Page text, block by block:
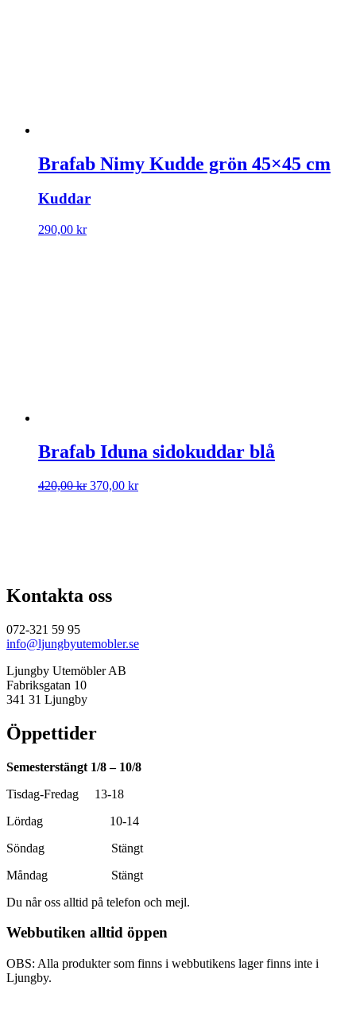
Brafab Nimy Kudde grön 45×45 cm
Kuddar
290,00 kr
Brafab Iduna sidokuddar blå
420,00kr Det
370,00 krDet
Kontakta oss
072-321 59 95
info@ljungbyutemobler.se
Ljungby Utemöbler AB
Fabriksgatan 10
341 31 Ljungby
Öppettider
Semesterstängt 1/8 – 10/8
Tisdag-Fredag 13-18
Lördag 10-14
Söndag Stängt
Måndag Stängt
Du når oss alltid på telefon och mejl.
Webbutiken alltid öppen
OBS: Alla produkter som finns i webbutikens lager finns inte i
Ljungby.